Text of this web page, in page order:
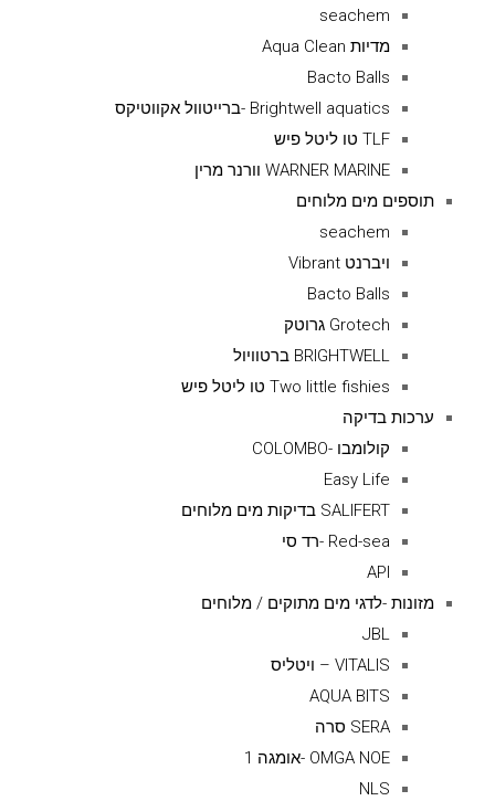
seachem
מדיות Aqua Clean
Bacto Balls
Brightwell aquatics -ברייטוול אקווטיקס
TLF טו ליטל פיש
WARNER MARINE וורנר מרין
תוספים מים מלוחים
seachem
ויברנט Vibrant
Bacto Balls
Grotech גרוטק
BRIGHTWELL ברטוויול
Two little fishies טו ליטל פיש
ערכות בדיקה
קולומבו -COLOMBO
Easy Life
SALIFERT בדיקות מים מלוחים
Red-sea -רד סי
API
מזונות -לדגי מים מתוקים / מלוחים
JBL
VITALIS – ויטליס
AQUA BITS
SERA סרה
OMGA NOE -אומגה 1
NLS